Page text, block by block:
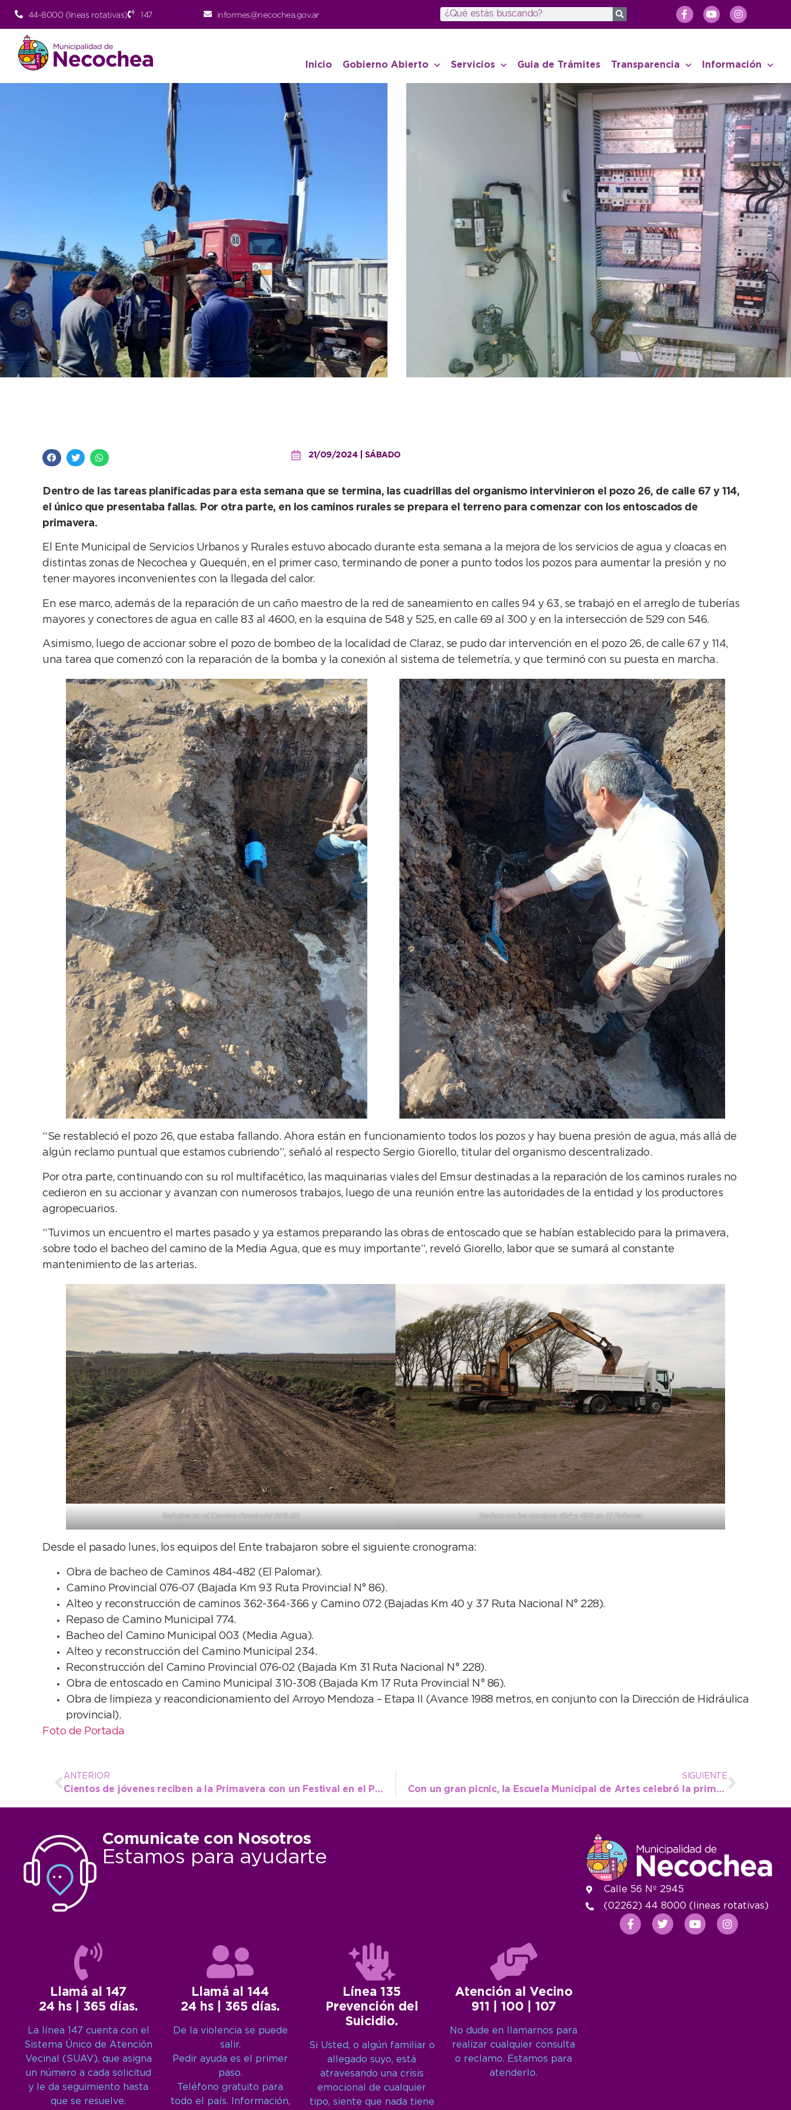
44-8000 (lineas rotativas) 147 informes@necochea.gov.ar
Inicio Gobierno Abierto Servicios Guia de Trámites Transparencia Información
21/09/2024 | SÁBADO
Dentro de las tareas planificadas para esta semana que se termina, las cuadrillas del organismo intervinieron el pozo 26, de calle 67 y 114,
el único que presentaba fallas. Por otra parte, en los caminos rurales se prepara el terreno para comenzar con los entoscados de
primavera.
El Ente Municipal de Servicios Urbanos y Rurales estuvo abocado durante esta semana a la mejora de los servicios de agua y cloacas en
distintas zonas de Necochea y Quequén, en el primer caso, terminando de poner a punto todos los pozos para aumentar la presión y no
tener mayores inconvenientes con la llegada del calor.
En ese marco, además de la reparación de un caño maestro de la red de saneamiento en calles 94 y 63, se trabajó en el arreglo de tuberías
mayores y conectores de agua en calle 83 al 4600, en la esquina de 548 y 525, en calle 69 al 300 y en la intersección de 529 con 546.
Asimismo, luego de accionar sobre el pozo de bombeo de la localidad de Claraz, se pudo dar intervención en el pozo 26, de calle 67 y 114,
una tarea que comenzó con la reparación de la bomba y la conexión al sistema de telemetría, y que terminó con su puesta en marcha.
“Se restableció el pozo 26, que estaba fallando. Ahora están en funcionamiento todos los pozos y hay buena presión de agua, más allá de
algún reclamo puntual que estamos cubriendo”, señaló al respecto Sergio Giorello, titular del organismo descentralizado.
Por otra parte, continuando con su rol multifacético, las maquinarias viales del Emsur destinadas a la reparación de los caminos rurales no
cedieron en su accionar y avanzan con numerosos trabajos, luego de una reunión entre las autoridades de la entidad y los productores
agropecuarios.
“Tuvimos un encuentro el martes pasado y ya estamos preparando las obras de entoscado que se habían establecido para la primavera,
sobre todo el bacheo del camino de la Media Agua, que es muy importante”, reveló Giorello, labor que se sumará al constante
mantenimiento de las arterias.
Trabajos en el Camino Provincial 076-07. Bacheo en los caminos 484 y 482 en El Palomar.
Desde el pasado lunes, los equipos del Ente trabajaron sobre el siguiente cronograma:
Obra de bacheo de Caminos 484-482 (El Palomar).
Camino Provincial 076-07 (Bajada Km 93 Ruta Provincial N° 86).
Alteo y reconstrucción de caminos 362-364-366 y Camino 072 (Bajadas Km 40 y 37 Ruta Nacional N° 228).
Repaso de Camino Municipal 774.
Bacheo del Camino Municipal 003 (Media Agua).
Alteo y reconstrucción del Camino Municipal 234.
Reconstrucción del Camino Provincial 076-02 (Bajada Km 31 Ruta Nacional N° 228).
Obra de entoscado en Camino Municipal 310-308 (Bajada Km 17 Ruta Provincial N° 86).
Obra de limpieza y reacondicionamiento del Arroyo Mendoza – Etapa II (Avance 1988 metros, en conjunto con la Dirección de Hidráulica
provincial).
Foto de Portada
ANTERIOR
Cientos de jóvenes reciben a la Primavera con un Festival en el Parque Miguel Lillo
SIGUIENTE
Con un gran picnic, la Escuela Municipal de Artes celebró la primavera
Comunicate con Nosotros
Estamos para ayudarte
Llamá al 147
24 hs | 365 días.
La línea 147 cuenta con el
Sistema Único de Atención
Vecinal (SUAV), que asigna
un número a cada solicitud
y le da seguimiento hasta
que se resuelve.
Llamá al 144
24 hs | 365 días.
De la violencia se puede
salir.
Pedir ayuda es el primer
paso.
Teléfono gratuito para
todo el país. Información,
Línea 135
Prevención del
Suicidio.
Si Usted, o algún familiar o
allegado suyo, está
atravesando una crisis
emocional de cualquier
tipo, siente que nada tiene
Atención al Vecino
911 | 100 | 107
No dude en llamarnos para
realizar cualquier consulta
o reclamo. Estamos para
atenderlo.
Calle 56 Nº 2945
(02262) 44 8000 (lineas rotativas)